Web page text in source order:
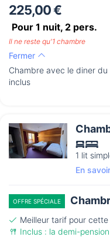
225,00 €
Pour 1 nuit, 2 pers.
Il ne reste qu'1 chambre
Fermer
Chambre avec le diner
inclus
1 lit
En
OFFRE SPÉCIALE
Meilleur tarif pour
Inclus : la demi-pension